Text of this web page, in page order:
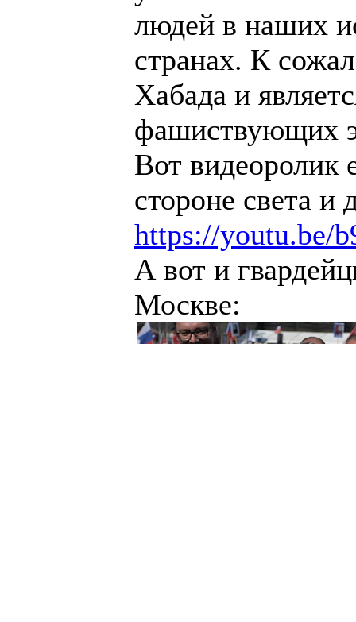
людей в наших
странах. К
Хабада и
фашиствующих
Вот видеоролик
стороне света и
https://youtu.be/
А вот и
Москве: